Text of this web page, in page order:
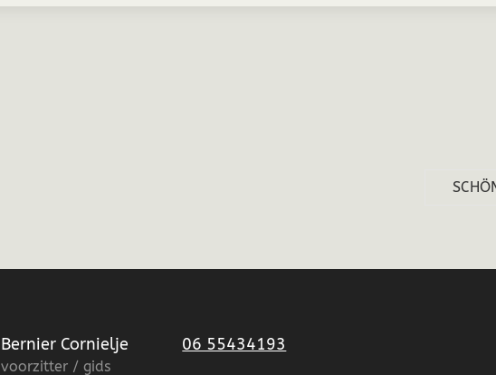
Bernier Cornielje
voorzitter / gids
06 55434193